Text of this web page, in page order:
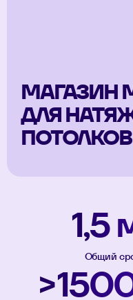
МАГАЗИН
ДЛЯ
ПОТОЛКОВ
1,5
Общий